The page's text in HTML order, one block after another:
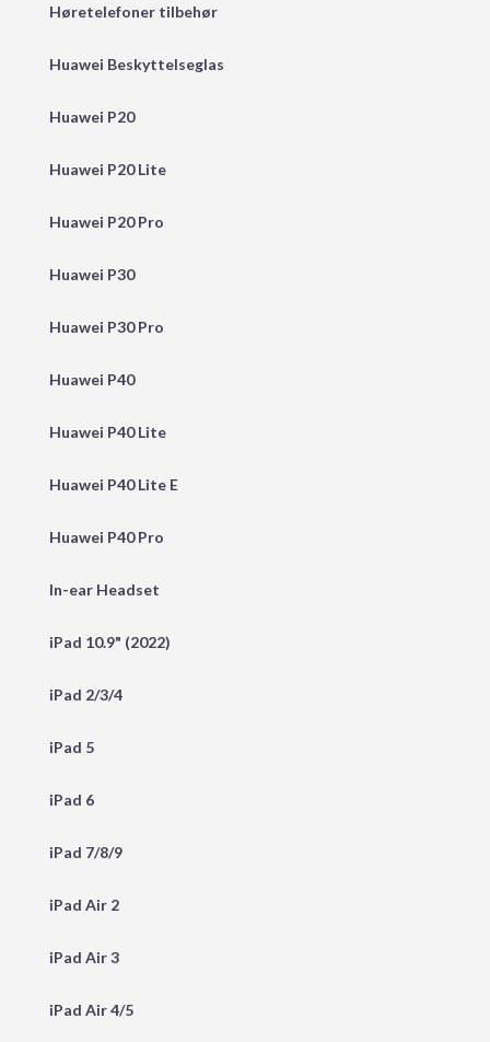
Høretelefoner tilbehør
Huawei Beskyttelseglas
Huawei P20
Huawei P20 Lite
Huawei P20 Pro
Huawei P30
Huawei P30 Pro
Huawei P40
Huawei P40 Lite
Huawei P40 Lite E
Huawei P40 Pro
In-ear Headset
iPad 10.9" (2022)
iPad 2/3/4
iPad 5
iPad 6
iPad 7/8/9
iPad Air 2
iPad Air 3
iPad Air 4/5